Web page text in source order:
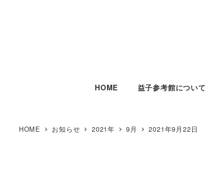
HOME 益子参考館について
HOME お知らせ 2021年 9月 2021年9月22日